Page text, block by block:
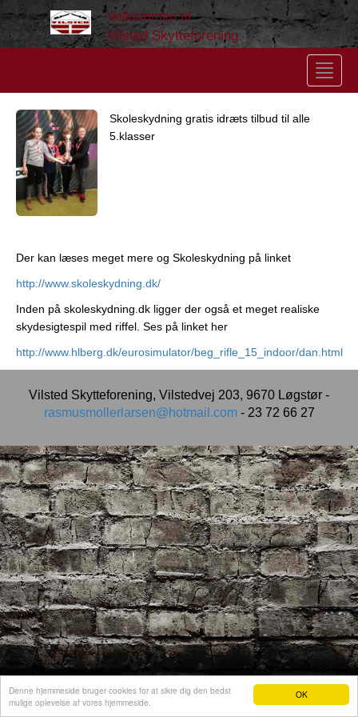
OK
Denne hjemmeside bruger cookies for at sikre dig den bedst
mulige oplevelse af vores hjemmeside.
Velkommen til
Vilsted Skytteforening
Toggle
Skoleskydning gratis idræts tilbud til alle
5.klasser
Der kan læses meget mere og Skoleskydning på linket
http://www.skoleskydning.dk/
Inden på skoleskydning.dk ligger der også et meget realiske
skydesigtespil med riffel. Ses på linket her
http://www.hlberg.dk/eurosimulator/beg_rifle_15_indoor/dan.html
Vilsted Skytteforening, Vilstedvej 203, 9670 Løgstør -
rasmusmollerlarsen@hotmail.com- 23 72 66 27
Hjemmeside fra e-hjemmeside.dk